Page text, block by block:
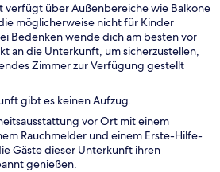
verfügt über Außenbereiche wie Balkone
möglicherweise nicht für Kinder
Bedenken wende dich am besten vor
an die Unterkunft, um sicherzustellen,
Zimmer zur Verfügung gestellt
gibt es keinen Aufzug.
vor Ort mit einem
Rauchmelder und einem Erste-Hilfe-
Gäste dieser Unterkunft ihren
genießen.